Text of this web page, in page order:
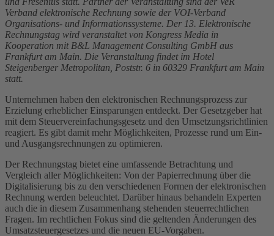
Verband elektronische Rechnung sowie der VOI-Verband
Organisations- und Informationssysteme. Der 13. Elektronische
Rechnungstag wird veranstaltet von Kongress Media in
Kooperation mit B&L Management Consulting GmbH aus
Frankfurt am Main. Die Veranstaltung findet im Hotel
Steigenberger Metropolitan, Poststr. 6 in 60329 Frankfurt am Main
statt.
Unternehmen haben den elektronischen Rechnungsprozess zur
Erzielung erheblicher Einsparungen entdeckt. Der Gesetzgeber hat
mit dem Steuervereinfachungsgesetz und den Umsetzungsrichtlinien
reagiert. Es gibt damit mehr Möglichkeiten, Prozesse rund um Ein-
und Ausgangsrechnungen zu optimieren.
Der Rechnungstag bietet eine umfassende Betrachtung und
Vergleich aller Möglichkeiten: Von der Papierrechnung über die
Digitalisierung bis zu den verschiedenen Formen der elektronischen
Rechnung werden beleuchtet. Darüber hinaus behandeln Experten
auch die in diesem Zusammenhang stehenden steuerrechtlichen
Fragen. Im rechtlichen Fokus sind die geltenden Änderungen des
Umsatzsteuergesetzes und die neuen EU-Vorgaben.